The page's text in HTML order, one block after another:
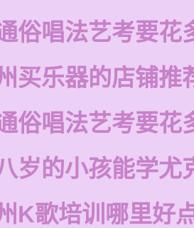
俗唱法艺考要花
买乐器的店铺推
俗唱法艺考要花
岁的小孩能学尤
K歌培训哪里好